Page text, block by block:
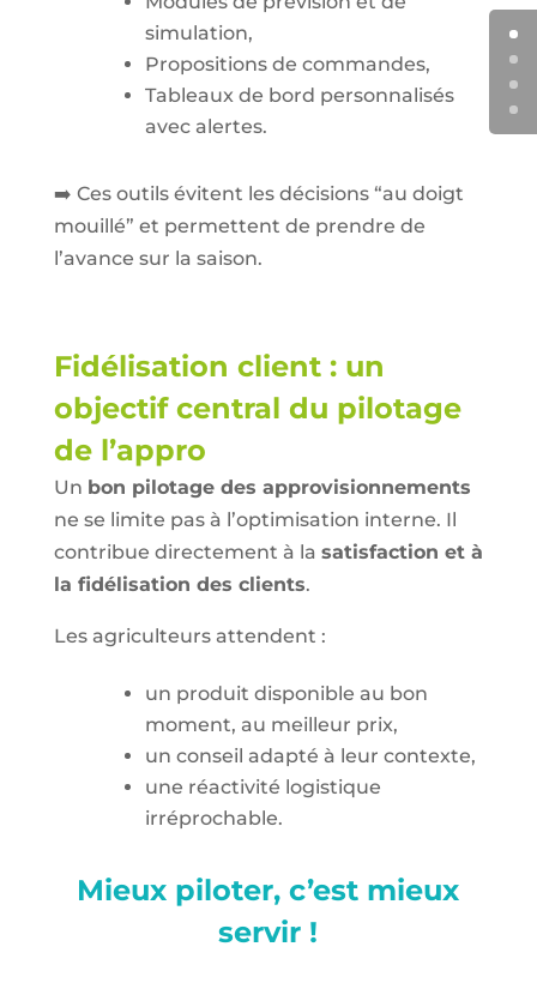
simulation,
Propositions de commandes,
Tableaux de bord personnalisés
avec alertes.
➡️ Ces outils évitent les décisions “au doigt
mouillé” et permettent de prendre de
l’avance sur la saison.
Fidélisation client : un
objectif central du pilotage
de l’appro
Un bon pilotage des approvisionnements
ne se limite pas à l’optimisation interne. Il
contribue directement à la satisfaction et à
la fidélisation des clients.
Les agriculteurs attendent :
un produit disponible au bon
moment, au meilleur prix,
un conseil adapté à leur contexte,
une réactivité logistique
irréprochable.
Mieux piloter, c’est mieux
servir !